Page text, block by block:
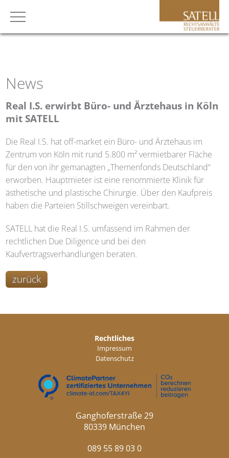
News
Real I.S. erwirbt Büro- und Ärztehaus in Köln
mit SATELL
Die Real I.S. hat off-market ein Büro- und Ärztehaus im
Zentrum von Köln mit rund 5.800 m² vermietbarer Fläche
für den von ihr gemanagten „Themenfonds Deutschland“
erworben. Hauptmieter ist eine renommierte Klinik für
ästhetische und plastische Chirurgie. Über den Kaufpreis
haben die Parteien Stillschweigen vereinbart.
SATELL hat die Real I.S. umfassend im Rahmen der
rechtlichen Due Diligence und bei den
Kaufvertragsverhandlungen beraten.
zurück
Rechtliches
Impressum
Datenschutz
Ganghoferstraße 29
80339 München
089 55 89 03 0